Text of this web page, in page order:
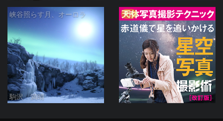
峡谷照らす月、オーロラ
駒沢 満晴
PR